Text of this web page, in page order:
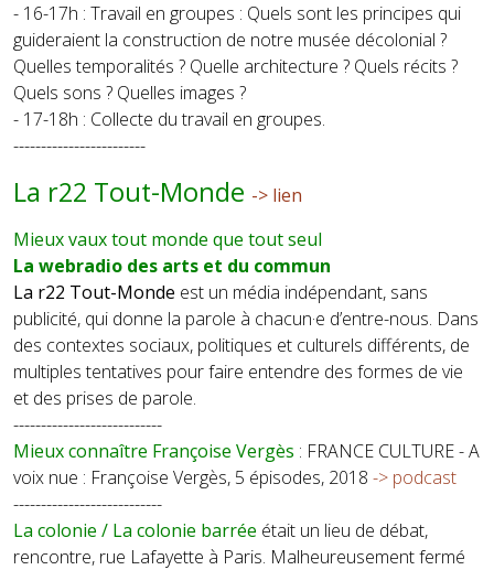
- 16-17h : Travail en groupes : Quels sont les principes qui
guideraient la construction de notre musée décolonial ?
Quelles temporalités ? Quelle architecture ? Quels récits ?
Quels sons ? Quelles images ?
- 17-18h : Collecte du travail en groupes.
------------------------
La r22 Tout-Monde -> lien
Mieux vaux tout monde que tout seul
La webradio des arts et du commun
La r22 Tout-Monde est un média indépendant, sans
publicité, qui donne la parole à chacun·e d’entre-nous. Dans
des contextes sociaux, politiques et culturels différents, de
multiples tentatives pour faire entendre des formes de vie
et des prises de parole.
---------------------------
Mieux connaître Françoise Vergès : FRANCE CULTURE - A
voix nue : Françoise Vergès, 5 épisodes, 2018 -> podcast
---------------------------
La colonie / La colonie barrée était un lieu de débat,
rencontre, rue Lafayette à Paris. Malheureusement fermé